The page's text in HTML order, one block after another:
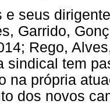
e seus
Garrido,
Rego,
sindical tem
na própria
dos novos